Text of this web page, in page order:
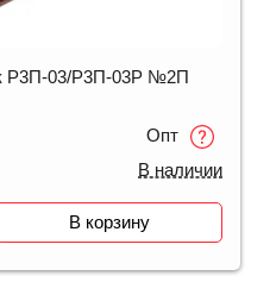
Р3П-03/Р3П-03Р №2П
Опт
В наличии
В корзину